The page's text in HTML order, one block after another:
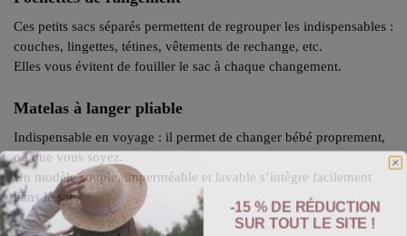
Ces petits sacs séparés permettent de regrouper les indispensables :
couches, lingettes, tétines, vêtements de rechange, etc.
Elles vous évitent de fouiller le sac à chaque changement.
Matelas à langer pliable
Indispensable en voyage : il permet de changer bébé proprement,
où que vous soyez.
Un modèle souple, imperméable et lavable s’intègre facilement
dans le sac.
-15 % DE RÉDUCTION
SUR TOUT LE SITE !